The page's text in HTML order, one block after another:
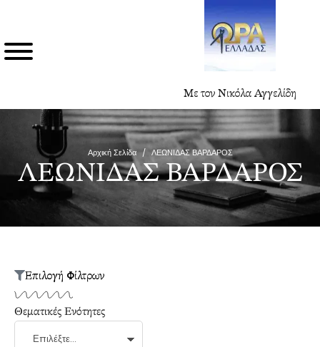
Με τον Νικόλα Αγγελίδη
Αρχική Σελίδα / ΛΕΩΝΙΔΑΣ ΒΑΡΔΑΡΟΣ
ΛΕΩΝΙΔΑΣ ΒΑΡΔΑΡΟΣ
Επιλογή Φίλτρων
Θεματικές Ενότητες